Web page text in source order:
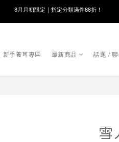
8月月初限定｜指定分類滿件88折！
線在，好事發生｜祈願新品 第2件享9折
8月月初限定｜指定分類滿件88折！
新手養耳專區 最新商品 話題 /
雪